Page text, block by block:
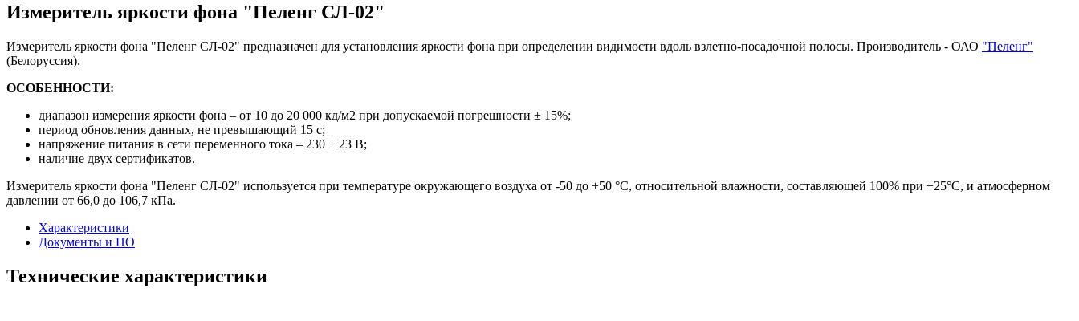
Измеритель яркости фона "Пеленг СЛ-02"
Измеритель яркости фона "Пеленг СЛ-02" предназначен для установления яркости фона при определении видимости вдоль взлетно-посадочной полосы. Производитель - ОАО "Пеленг"
(Белоруссия).
ОСОБЕННОСТИ:
диапазон измерения яркости фона – от 10 до 20 000 кд/м2 при допускаемой погрешности ± 15%;
период обновления данных, не превышающий 15 с;
напряжение питания в сети переменного тока – 230 ± 23 В;
наличие двух сертификатов.
Измеритель яркости фона "Пеленг СЛ-02" используется при температуре окружающего воздуха от -50 до +50 °С, относительной влажности, составляющей 100% при +25°С, и атмосферном
давлении от 66,0 до 106,7 кПа.
Характеристики
Документы и ПО
Технические характеристики